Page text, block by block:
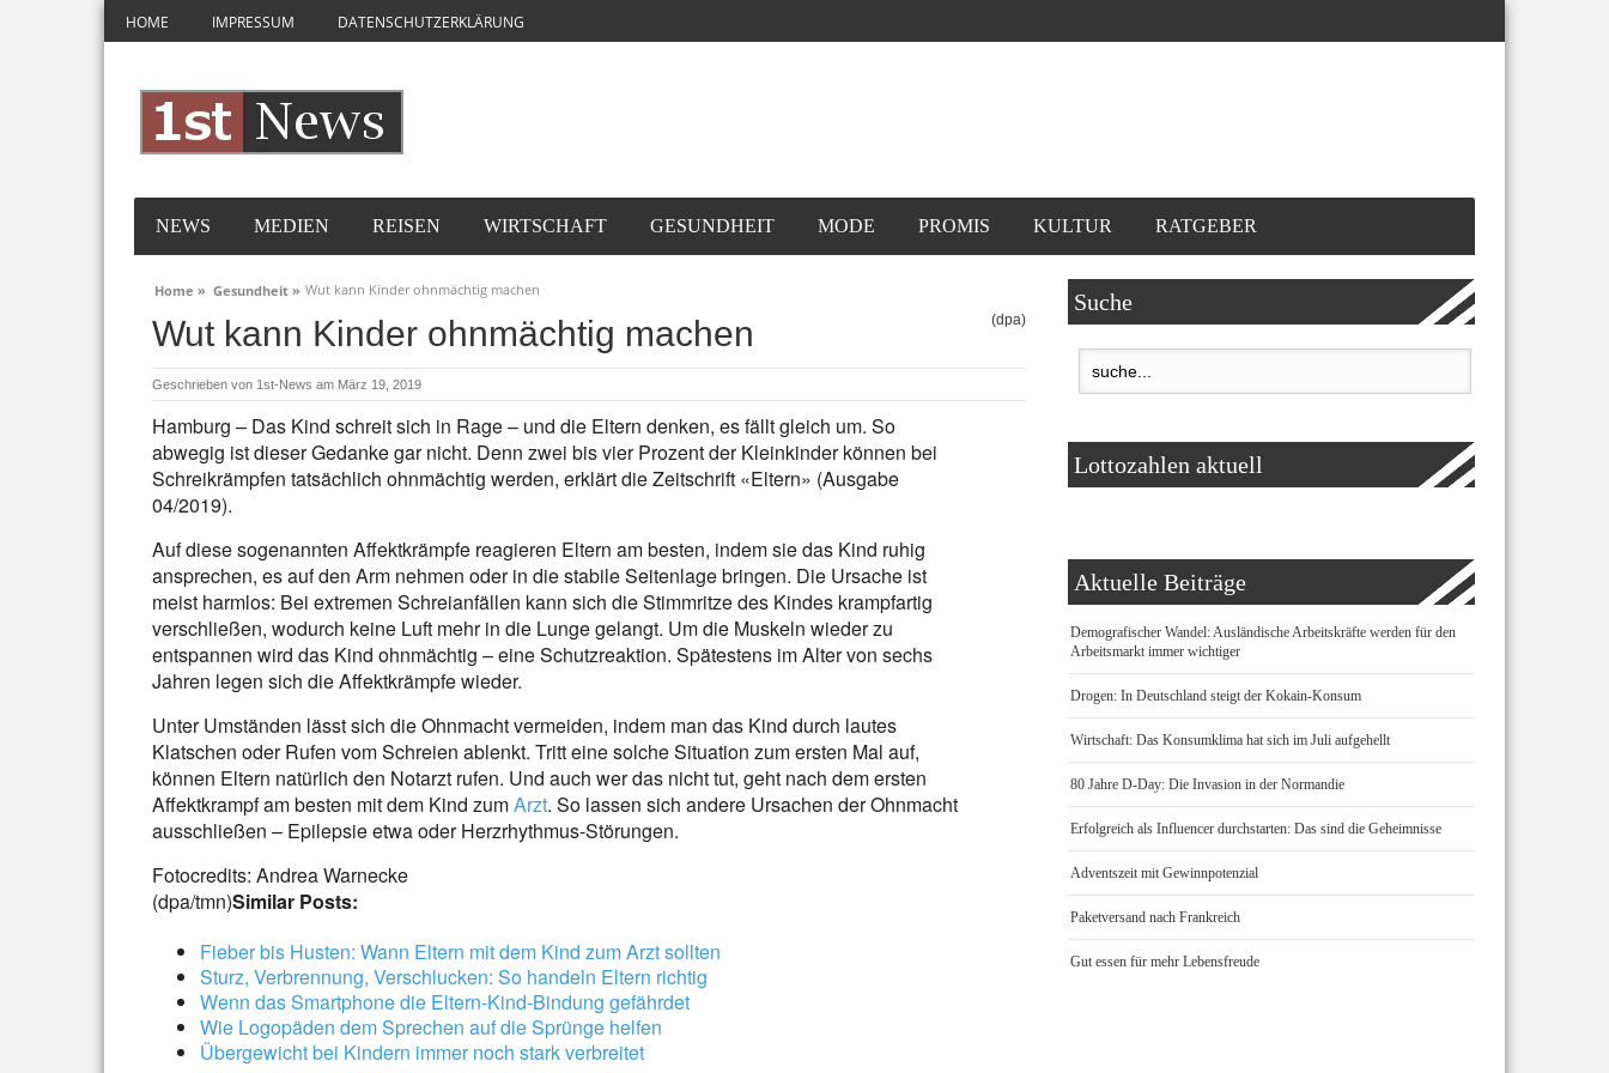
HOME IMPRESSUM DATENSCHUTZERKLÄRUNG
NEWS MEDIEN REISEN WIRTSCHAFT GESUNDHEIT MODE PROMIS KULTUR RATGEBER
Home » Gesundheit » Wut kann Kinder ohnmächtig machen
Wut kann Kinder ohnmächtig machen (dpa)
Geschrieben von 1st-News am März 19, 2019
Hamburg – Das Kind schreit sich in Rage – und die Eltern denken, es fällt gleich um. So
abwegig ist dieser Gedanke gar nicht. Denn zwei bis vier Prozent der Kleinkinder können bei
Schreikrämpfen tatsächlich ohnmächtig werden, erklärt die Zeitschrift «Eltern» (Ausgabe
04/2019).
Auf diese sogenannten Affektkrämpfe reagieren Eltern am besten, indem sie das Kind ruhig
ansprechen, es auf den Arm nehmen oder in die stabile Seitenlage bringen. Die Ursache ist
meist harmlos: Bei extremen Schreianfällen kann sich die Stimmritze des Kindes krampfartig
verschließen, wodurch keine Luft mehr in die Lunge gelangt. Um die Muskeln wieder zu
entspannen wird das Kind ohnmächtig – eine Schutzreaktion. Spätestens im Alter von sechs
Jahren legen sich die Affektkrämpfe wieder.
Unter Umständen lässt sich die Ohnmacht vermeiden, indem man das Kind durch lautes
Klatschen oder Rufen vom Schreien ablenkt. Tritt eine solche Situation zum ersten Mal auf,
können Eltern natürlich den Notarzt rufen. Und auch wer das nicht tut, geht nach dem ersten
Affektkrampf am besten mit dem Kind zumArzt. So lassen sich andere Ursachen der Ohnmacht
ausschließen – Epilepsie etwa oder Herzrhythmus-Störungen.
Fotocredits: Andrea Warnecke
(dpa/tmn)Similar Posts:
Fieber bis Husten: Wann Eltern mit dem Kind zum Arzt sollten
Sturz, Verbrennung, Verschlucken: So handeln Eltern richtig
Wenn das Smartphone die Eltern-Kind-Bindung gefährdet
Wie Logopäden dem Sprechen auf die Sprünge helfen
Übergewicht bei Kindern immer noch stark verbreitet
Suche
Lottozahlen aktuell
Aktuelle Beiträge
Demografischer Wandel: Ausländische Arbeitskräfte werden für den
Arbeitsmarkt immer wichtiger
Drogen: In Deutschland steigt der Kokain-Konsum
Wirtschaft: Das Konsumklima hat sich im Juli aufgehellt
80 Jahre D-Day: Die Invasion in der Normandie
Erfolgreich als Influencer durchstarten: Das sind die Geheimnisse
Adventszeit mit Gewinnpotenzial
Paketversand nach Frankreich
Gut essen für mehr Lebensfreude